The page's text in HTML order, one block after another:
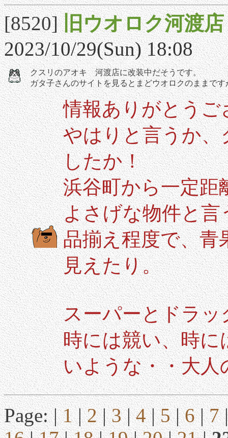
[8520]旧ウオロク河渡店
2023/10/29(Sun) 18:08
クスリのアオキ 河渡店に改装中だそうです。
ガタ子さんのサイトを見るとまどウオロクのままで
情報ありがとうご
やはりと言うか
したか！
浜谷町から一定
よさげな物件と言
品揃え程度で、青
見えたり。
スーパーとドラッ
時には競い、時
いような・・大人
Page: |1|2|3|4|5|6|7